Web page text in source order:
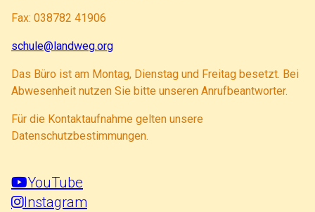
Fax: 038782 41906
schule@landweg.org
Das Büro ist am Montag, Dienstag und Freitag besetzt. Bei
Abwesenheit nutzen Sie bitte unseren Anrufbeantworter.
Für die Kontaktaufnahme gelten unsere
Datenschutzbestimmungen.
YouTube
Instagram